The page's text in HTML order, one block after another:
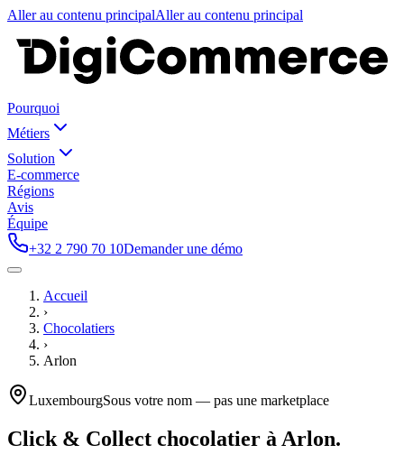
Aller au contenu principalAller au contenu principal
Pourquoi
Métiers
Solution
E-commerce
Régions
Avis
Équipe
+32 2 790 70 10Demander une démo
Accueil
›
Chocolatiers
›
Arlon
LuxembourgSous votre nom — pas une marketplace
Click & Collect chocolatier à Arlon.